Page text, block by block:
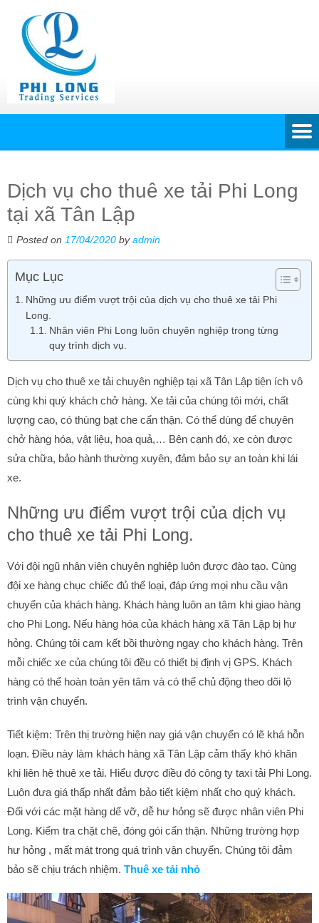
Dịch vụ cho thuê xe tải Phi Long
tại xã Tân Lập
Posted on 17/04/2020 byadmin
Mục Lục
Những ưu điểm vượt trội của dịch vụ cho thuê xe tải Phi
Long.
Nhân viên Phi Long luôn chuyên nghiệp trong từng
quy trình dịch vụ.
Dịch vụ cho thuê xe tải chuyên nghiệp tại xã Tân Lập tiện ích vô
cùng khi quý khách chở hàng. Xe tải của chúng tôi mới, chất
lượng cao, có thùng bạt che cẩn thận. Có thể dùng để chuyên
chở hàng hóa, vật liệu, hoa quả,… Bên cạnh đó, xe còn được
sửa chữa, bảo hành thường xuyên, đảm bảo sự an toàn khi lái
xe.
Những ưu điểm vượt trội của dịch vụ
cho thuê xe tải Phi Long.
Với đội ngũ nhân viên chuyên nghiệp luôn được đào tạo. Cùng
đội xe hàng chục chiếc đủ thể loại, đáp ứng mọi nhu cầu vận
chuyển của khách hàng. Khách hàng luôn an tâm khi giao hàng
cho Phi Long. Nếu hàng hóa của khách hàng xã Tân Lập bị hư
hỏng. Chúng tôi cam kết bồi thường ngay cho khách hàng. Trên
mỗi chiếc xe của chúng tôi đều có thiết bị định vị GPS. Khách
hàng có thể hoàn toàn yên tâm và có thể chủ động theo dõi lộ
trình vận chuyển.
Tiết kiệm: Trên thị trường hiện nay giá vận chuyển có lẽ khá hỗn
loạn. Điều này làm khách hàng xã Tân Lập cảm thấy khó khăn
khi liên hệ thuê xe tải. Hiểu được điều đó công ty taxi tải Phi Long.
Luôn đưa giá thấp nhất đảm bảo tiết kiệm nhất cho quý khách.
Đối với các mặt hàng dể vỡ, dễ hư hỏng sẽ được nhân viên Phi
Long. Kiểm tra chặt chẽ, đóng gói cẩn thận. Những trường hợp
hư hỏng , mất mát trong quá trình vận chuyển. Chúng tôi đảm
bảo sẽ chịu trách nhiệm. Thuê xe tải nhỏ